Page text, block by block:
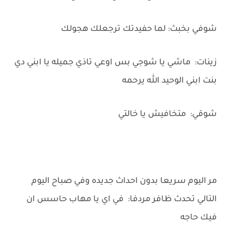
شوفي بخبث: لما حفيدتك ترجعلك هجولك
زينات: ماشي يا شوجي بس اوعي تاذي جميله يا ابني دي
بنت ابني الوحيد الله يرحمه
شوقي: متخافيش يا خالتي
مر اليوم سريعا بدون احداث جديده وفي صباح اليوم
التالي تحدث ظافر مردفا: في اي يا مهاب حاسس ان
فيك حاجه